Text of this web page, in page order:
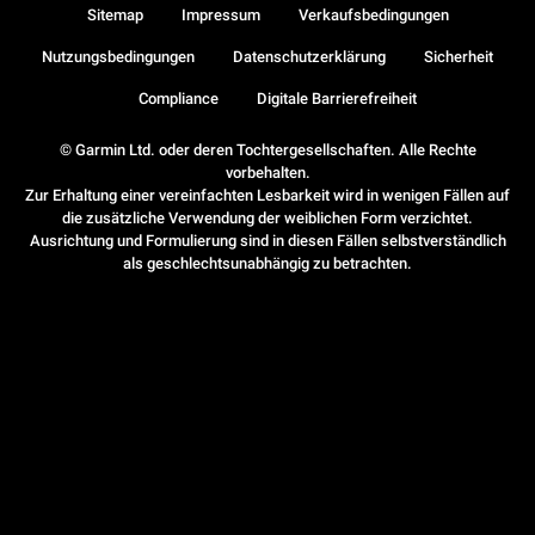
© Garmin Ltd. oder deren Tochtergesellschaften. Alle Rechte
vorbehalten.
Zur Erhaltung einer vereinfachten Lesbarkeit wird in wenigen Fällen auf
die zusätzliche Verwendung der weiblichen Form verzichtet.
Ausrichtung und Formulierung sind in diesen Fällen selbstverständlich
als geschlechtsunabhängig zu betrachten.
Sitemap Impressum Verkaufsbedingungen
Nutzungsbedingungen Datenschutzerklärung Sicherheit
Compliance Digitale Barrierefreiheit